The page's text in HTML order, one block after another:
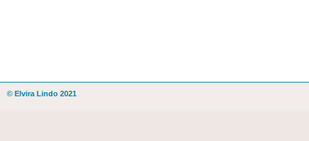
© Elvira Lindo 2021